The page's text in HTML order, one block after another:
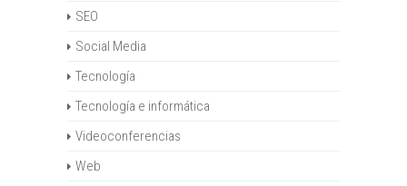
SEO
Social Media
Tecnología
Tecnología e informática
Videoconferencias
Web